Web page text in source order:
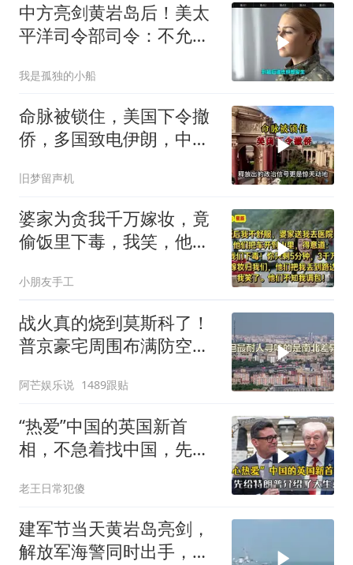
中方亮剑黄岩岛后！美太
平洋司令部司令：不允许
我是孤独的小船
命脉被锁住，美国下令撤
侨，多国致电伊朗，中国
旧梦留声机
婆家为贪我千万嫁妆，竟
偷饭里下毒，我笑，他们
小朋友手工
战火真的烧到莫斯科了！
普京豪宅周围布满防空
阿芒娱乐说 1489跟贴
“热爱”中国的英国新首
相，不急着找中国，先给
老王日常犯傻
建军节当天黄岩岛亮剑，
解放军海警同时出手，菲